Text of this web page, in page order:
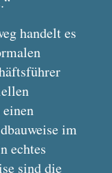
handelt es
im
echtes
sind die